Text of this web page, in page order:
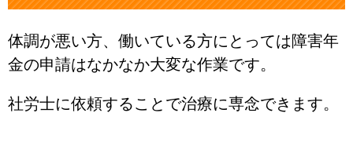
体調が悪い方、働いている方にとっては障害年
金の申請はなかなか大変な作業です。
社労士に依頼することで治療に専念できます。